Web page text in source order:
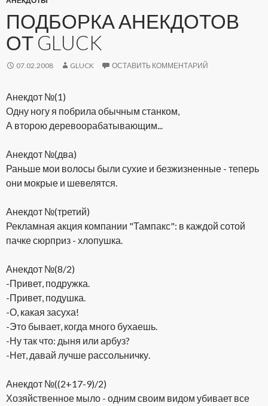
ПОДБОРКА АНЕКДОТОВ
ОТ GLUCK
07.02.2008 GLUCK ОСТАВИТЬ КОММЕНТАРИЙ
Анекдот №(1)
Одну ногу я побрила обычным станком,
А второю деревоорабатывающим...
Анекдот №(два)
Раньше мои волосы были сухие и безжизненные - теперь
они мокрые и шевелятся.
Анекдот №(третий)
Рекламная акция компании "Тампакс": в каждой сотой
пачке сюрприз - хлопушка.
Анекдот №(8/2)
-Привет, подружка.
-Привет, подушка.
-О, какая засуха!
-Это бывает, когда много бухаешь.
-Ну так что: дыня или арбуз?
-Нет, давай лучше рассольничку.
Анекдот №((2+17-9)/2)
Хозяйственное мыло - одним своим видом убивает все